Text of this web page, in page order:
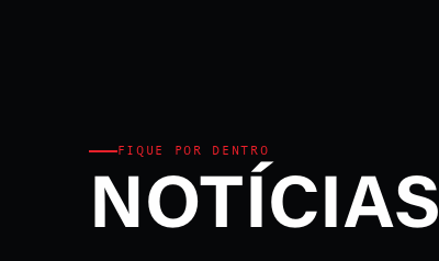
FIQUE POR DENTRO
NOTÍCIAS